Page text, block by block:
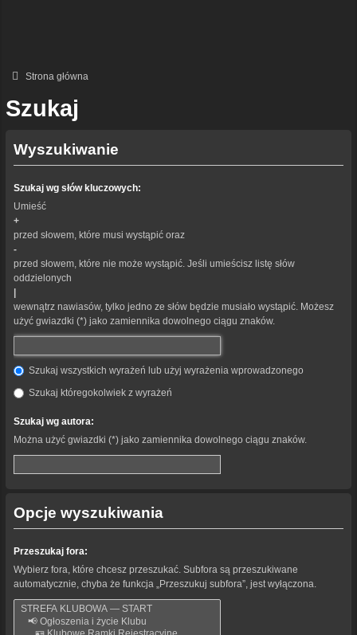
Strona główna
Szukaj
Wyszukiwanie
Szukaj wg słów kluczowych:
Umieść
+
przed słowem, które musi wystąpić oraz
-
przed słowem, które nie może wystąpić. Jeśli umieścisz listę słów
oddzielonych
wewnątrz nawiasów, tylko jedno ze słów będzie musiało wystąpić. Możesz
użyć gwiazdki (*) jako zamiennika dowolnego ciągu znaków.
Szukaj wszystkich wyrażeń lub użyj wyrażenia wprowadzonego
Szukaj któregokolwiek z wyrażeń
Szukaj wg autora:
Można użyć gwiazdki (*) jako zamiennika dowolnego ciągu znaków.
Opcje wyszukiwania
Przeszukaj fora:
Wybierz fora, które chcesz przeszukać. Subfora są przeszukiwane
automatycznie, chyba że funkcja „Przeszukuj subfora”, jest wyłączona.